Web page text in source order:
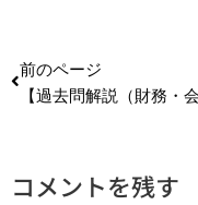
前のページ
コメントを残す